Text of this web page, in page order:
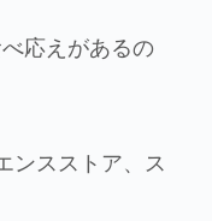
応えがあるの
ンスストア、ス